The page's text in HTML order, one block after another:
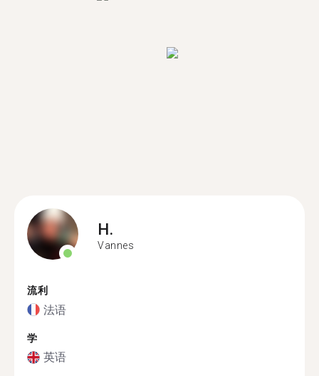
H.
Vannes
流利
法语
学
英语